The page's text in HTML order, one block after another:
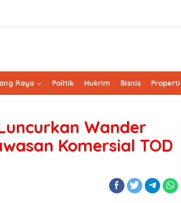
Raya Politik Hukrim Bisnis Properti
Wander
Komersial TOD